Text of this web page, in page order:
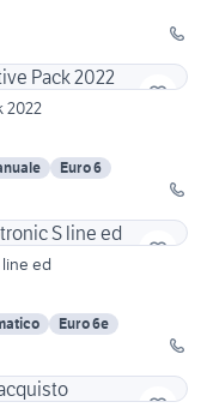
2022
Euro 6
ed
Euro 6e